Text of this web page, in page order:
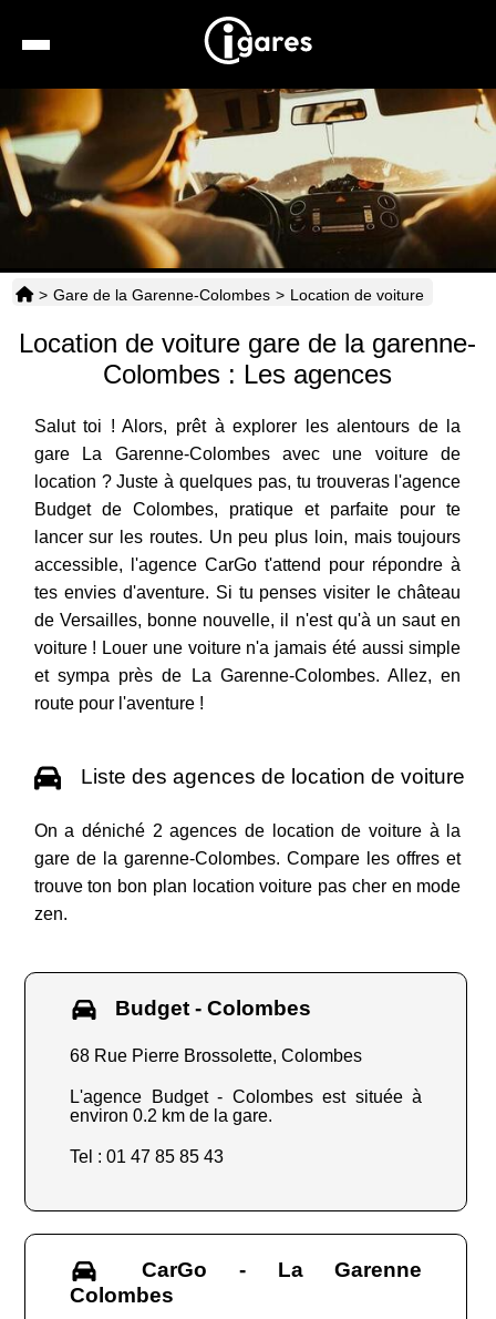
Recherche
Location de voiture
Hôtels
Taxis
Horaires
> Gare de la Garenne-Colombes > Location de voiture
Location de voiture gare de la garenne-
Colombes : Les agences
Salut toi ! Alors, prêt à explorer les alentours de la
gare La Garenne-Colombes avec une voiture de
location ? Juste à quelques pas, tu trouveras l'agence
Budget de Colombes, pratique et parfaite pour te
lancer sur les routes. Un peu plus loin, mais toujours
accessible, l'agence CarGo t'attend pour répondre à
tes envies d'aventure. Si tu penses visiter le château
de Versailles, bonne nouvelle, il n'est qu'à un saut en
voiture ! Louer une voiture n'a jamais été aussi simple
et sympa près de La Garenne-Colombes. Allez, en
route pour l'aventure !
Liste des agences de location de voiture
On a déniché 2 agences de location de voiture à la
gare de la garenne-Colombes. Compare les offres et
trouve ton bon plan location voiture pas cher en mode
zen.
Budget - Colombes
68 Rue Pierre Brossolette, Colombes
L'agence Budget - Colombes est située à
environ 0.2 km de la gare.
Tel : 01 47 85 85 43
CarGo - La Garenne
Colombes